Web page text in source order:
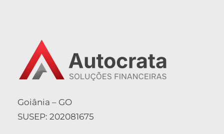
Goiânia – GO
SUSEP: 202081675